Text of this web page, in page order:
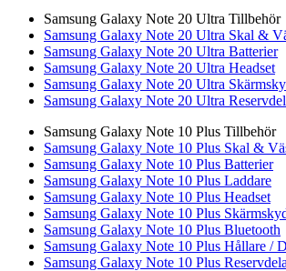
Samsung Galaxy Note 20 Ultra Tillbehör
Samsung Galaxy Note 20 Ultra Skal &
Samsung Galaxy Note 20 Ultra Batterier
Samsung Galaxy Note 20 Ultra Headset
Samsung Galaxy Note 20 Ultra
Samsung Galaxy Note 20 Ultra
Samsung Galaxy Note 10 Plus Tillbehör
Samsung Galaxy Note 10 Plus Skal &
Samsung Galaxy Note 10 Plus Batterier
Samsung Galaxy Note 10 Plus Laddare
Samsung Galaxy Note 10 Plus Headset
Samsung Galaxy Note 10 Plus
Samsung Galaxy Note 10 Plus Bluetooth
Samsung Galaxy Note 10 Plus Hållare /
Samsung Galaxy Note 10 Plus